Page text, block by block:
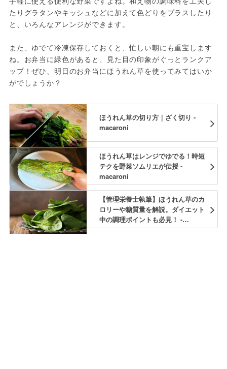
たりグラタンやキッシュなどに加えて色どりをプラスしたり
と、いろんなアレンジができます。
また、ゆでて冷凍保存しておくと、忙しい朝にも重宝します
ね。お弁当に緑色があると、見た目の印象がぐっとランクア
ップ！ぜひ、明日のお弁当にほうれん草を使ってみてはいか
がでしょうか？
ほうれん草の切り方｜ざく切り -
macaroni
ほうれん草はレンジでゆでる！時短
テクを野菜ソムリエが伝授 -
macaroni
【管理栄養士執筆】ほうれん草のカ
ロリーや糖質量を解説。ダイエット
中の調理ポイントも必見！ -
macaroni